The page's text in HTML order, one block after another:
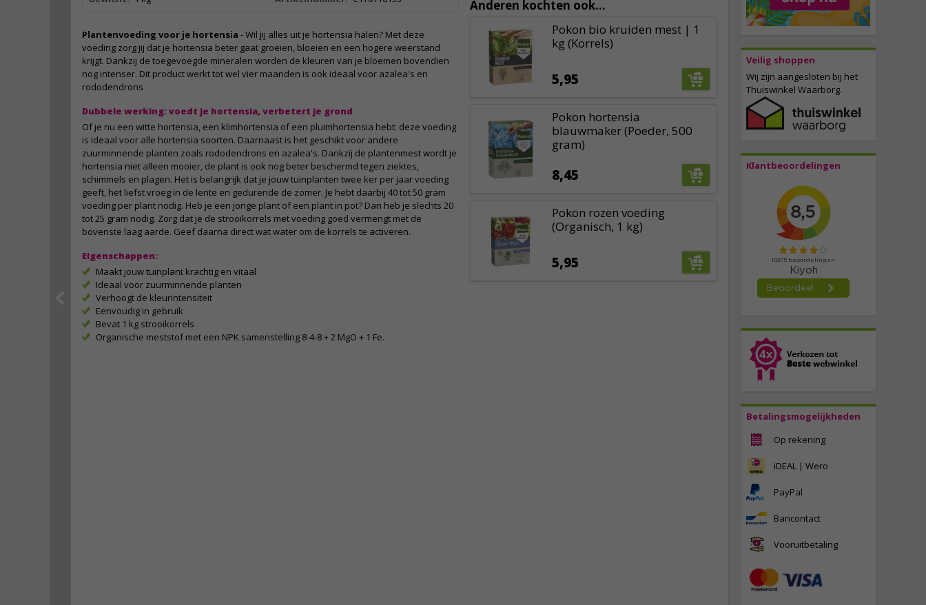
Veilig shoppen
Wij zijn aangesloten bij het
Thuiswinkel Waarborg.
Klantbeoordelingen
Betalingsmogelijkheden
Op rekening
iDEAL | Wero
PayPal
Bancontact
Vooruitbetaling
Plantenvoeding voor je hortensia - Wil jij alles uit je hortensia halen? Met deze
voeding zorg jij dat je hortensia beter gaat groeien, bloeien en een hogere weerstand
krijgt. Dankzij de toegevoegde mineralen worden de kleuren van je bloemen bovendien
nog intenser. Dit product werkt tot wel vier maanden is ook ideaal voor azalea's en
rododendrons
Dubbele werking: voedt je hortensia, verbetert je grond
Of je nu een witte hortensia, een klimhortensia of een pluimhortensia hebt: deze voeding
is ideaal voor alle hortensia soorten. Daarnaast is het geschikt voor andere
zuurminnende planten zoals rododendrons en azalea's. Dankzij de plantenmest wordt je
hortensia niet alleen mooier, de plant is ook nog beter beschermd tegen ziektes,
schimmels en plagen. Het is belangrijk dat je jouw tuinplanten twee ker per jaar voeding
geeft, het liefst vroeg in de lente en gedurende de zomer. Je hebt daarbij 40 tot 50 gram
voeding per plant nodig. Heb je een jonge plant of een plant in pot? Dan heb je slechts 20
tot 25 gram nodig. Zorg dat je de strooikorrels met voeding goed vermengt met de
bovenste laag aarde. Geef daarna direct wat water om de korrels te activeren.
Eigenschappen:
Maakt jouw tuinplant krachtig en vitaal
Ideaal voor zuurminnende planten
Verhoogt de kleurintensiteit
Eenvoudig in gebruik
Bevat 1 kg strooikorrels
Organische meststof met een NPK samenstelling 8-4-8 + 2 MgO + 1 Fe.
Anderen kochten ook...
Pokon bio kruiden mest | 1
kg (Korrels)
5,95
Pokon hortensia
blauwmaker (Poeder, 500
gram)
8,45
Pokon rozen voeding
(Organisch, 1 kg)
5,95